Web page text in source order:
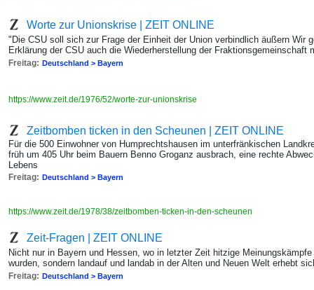
Worte zur Unionskrise | ZEIT ONLINE
"Die CSU soll sich zur Frage der Einheit der Union verbindlich äußern Wir
Erklärung der CSU auch die Wiederherstellung der Fraktionsgemeinschaft
Freitag: Deutschland > Bayern
https://www.zeit.de/1976/52/worte-zur-unionskrise
Zeitbomben ticken in den Scheunen | ZEIT ONLINE
Für die 500 Einwohner von Humprechtshausen im unterfränkischen
früh um 405 Uhr beim Bauern Benno Groganz ausbrach, eine rechte
Lebens
Freitag: Deutschland > Bayern
https://www.zeit.de/1978/38/zeitbomben-ticken-in-den-scheunen
Zeit-Fragen | ZEIT ONLINE
Nicht nur in Bayern und Hessen, wo in letzter Zeit hitzige
wurden, sondern landauf und landab in der Alten und Neuen Welt erhebt
Freitag: Deutschland > Bayern